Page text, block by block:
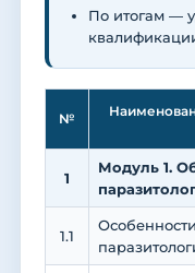
По итогам —
№
1
Модуль 1.
1.1